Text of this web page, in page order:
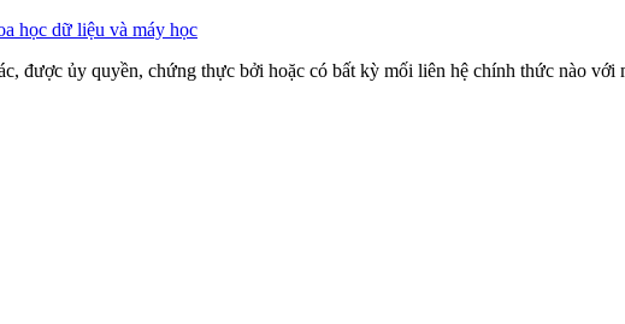
học dữ liệu và máy học
được ủy quyền, chứng thực bởi hoặc có bất kỳ mối liên hệ chính thức nào với